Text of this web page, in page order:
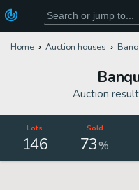
Home Auction houses
Auction
Lots
146
Sold
73%